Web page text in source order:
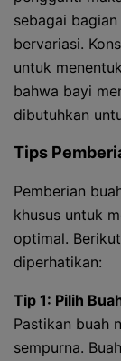
sebagai
bervariasi.
untuk
bahwa bayi
dibutuhkan
Tips
Pemberian
khusus untuk
optimal.
diperhatikan:
Tip 1: Pilih
Pastikan buah
sempurna.